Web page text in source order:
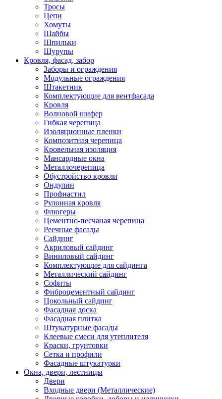
Тросы
Цепи
Хомуты
Шайбы
Шпильки
Шурупы
Кровля, фасад, забор
Заборы и ограждения
Модульные ограждения
Штакетник
Комплектующие для вентфасада
Кровля
Волновой шифер
Гибкая черепица
Изоляционные пленки
Композитная черепица
Кровельная изоляция
Мансардные окна
Металлочерепица
Обустройство кровли
Ондулин
Профнастил
Рулонная кровля
Флюгеры
Цементно-песчаная черепица
Реечные фасады
Сайдинг
Акриловый сайдинг
Виниловый сайдинг
Комплектующие для сайдинга
Металлический сайдинг
Софиты
Фиброцементный сайдинг
Цокольный сайдинг
Фасадная доска
Фасадная плитка
Штукатурные фасады
Клеевые смеси для утеплителя
Краски, грунтовки
Сетка и профили
Фасадные штукатурки
Окна, двери, лестницы
Двери
Входные двери (Металлические)